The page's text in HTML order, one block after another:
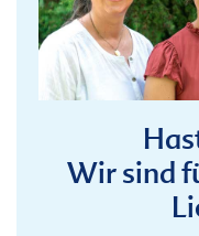
Wir sind